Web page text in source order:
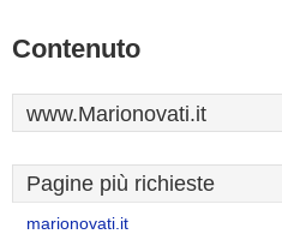
Contenuto
www.Marionovati.it
Pagine più richieste
marionovati.it